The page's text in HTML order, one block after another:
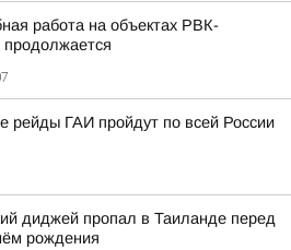
работа на объектах РВК-
рейды ГАИ пройдут по всей России
диджей пропал в Таиланде перед
рождения